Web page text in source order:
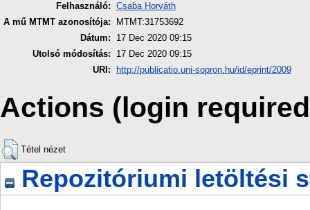
Felhasználó: Csaba Horváth
A mű MTMT azonosítója:
MTMT:31753692
Dátum:
17 Dec 2020 09:15
Utolsó módosítás:
17 Dec 2020 09:15
URI:
http://publicatio.uni-sopron.hu/id/eprint/2009
Actions (login
Tétel nézet
Repozitóriumi letöltési